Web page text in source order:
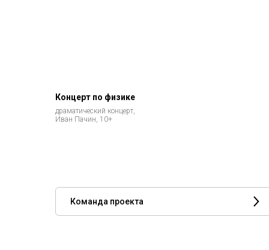
Концерт по физике
драматический концерт,
Иван Пачин, 10+
Команда проекта